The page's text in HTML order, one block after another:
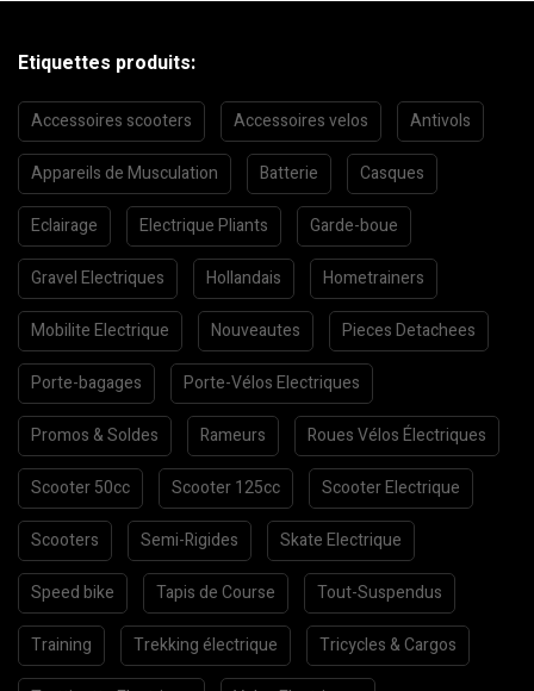
Etiquettes produits:
Accessoires scooters Accessoires velos Antivols
Appareils de Musculation Batterie Casques
Eclairage Electrique Pliants Garde-boue
Gravel Electriques Hollandais Hometrainers
Mobilite Electrique Nouveautes Pieces Detachees
Porte-bagages Porte-Vélos Electriques
Promos & Soldes Rameurs Roues Vélos Électriques
Scooter 50cc Scooter 125cc Scooter Electrique
Scooters Semi-Rigides Skate Electrique
Speed bike Tapis de Course Tout-Suspendus
Training Trekking électrique Tricycles & Cargos